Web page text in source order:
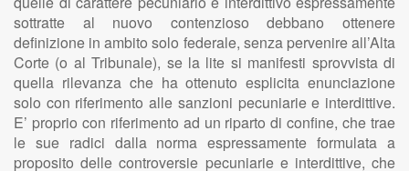
sottratte al nuovo contenzioso debbano ottenere
definizione in ambito solo federale, senza pervenire all’Alta
Corte (o al Tribunale), se la lite si manifesti sprovvista di
quella rilevanza che ha ottenuto esplicita enunciazione
solo con riferimento alle sanzioni pecuniarie e interdittive.
E’ proprio con riferimento ad un riparto di confine, che trae
le sue radici dalla norma espressamente formulata a
proposito delle controversie pecuniarie e interdittive, che